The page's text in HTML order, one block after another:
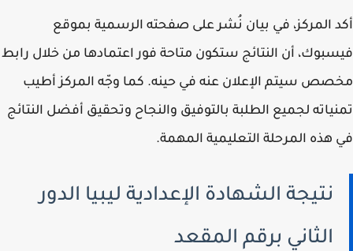
المركز، في بيان نُشر على صفحته الرسمية بموقع
أن النتائج ستكون متاحة فور اعتمادها من خلال رابط
سيتم الإعلان عنه في حينه. كما وجّه المركز أطيب
لجميع الطلبة بالتوفيق والنجاح وتحقيق أفضل النتائج
هذه المرحلة التعليمية المهمة.
نتيجة الشهادة الإعدادية ليبيا الدور
الثاني برقم المقعد